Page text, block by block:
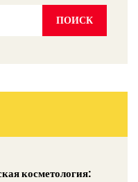
косметология: